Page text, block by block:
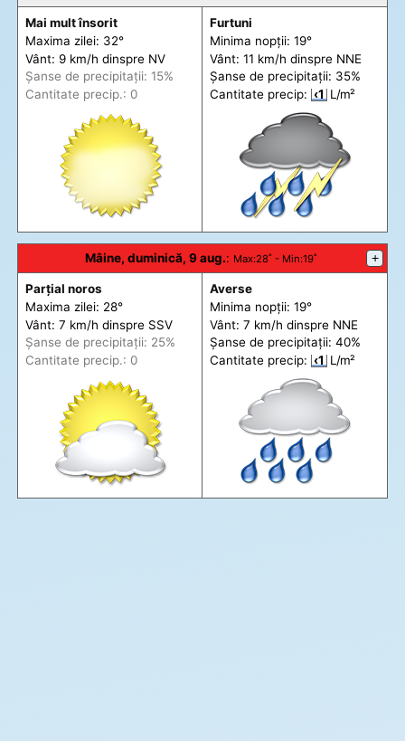
Mai mult însorit
Maxima zilei: 32°
Vânt: 9 km/h dinspre NV
Șanse de precipitații: 15%
Cantitate precip.: 0
Furtuni
Minima nopții: 19°
Vânt: 11 km/h dinspre NNE
Șanse de precipitații: 35%
Cantitate precip: ‹1 L/m²
Mâine, duminică, 9 aug.: Max:28˚ - Min:19˚ +
Parțial noros
Maxima zilei: 28°
Vânt: 7 km/h dinspre SSV
Șanse de precipitații: 25%
Cantitate precip.: 0
Averse
Minima nopții: 19°
Vânt: 7 km/h dinspre NNE
Șanse de precipitații: 40%
Cantitate precip: ‹1 L/m²